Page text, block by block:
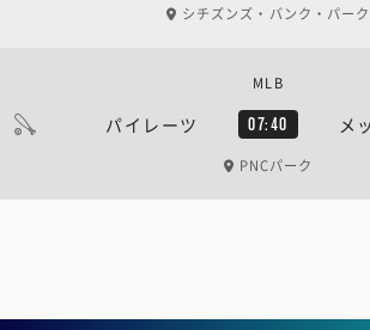
シチズンズ・バンク・パーク
パイレーツ 07:40 メ
MLB
PNCパーク